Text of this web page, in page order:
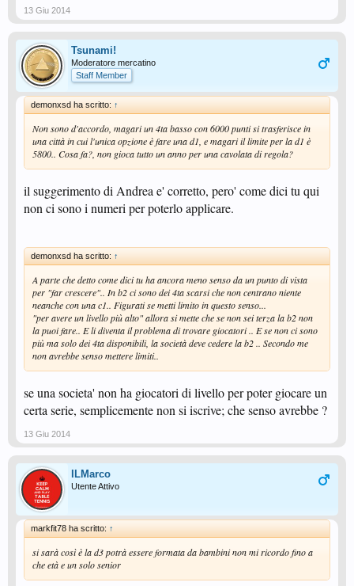
13 Giu 2014
Tsunami!
Moderatore mercatino
Staff Member
demonxsd ha scritto: ↑
Non sono d'accordo, magari un 4ta basso con 6000 punti si trasferisce in
una città in cui l'unica opzione è fare una d1, e magari il limite per la d1 è
5800.. Cosa fa?, non gioca tutto un anno per una cavolata di regola?
il suggerimento di Andrea e' corretto, pero' come dici tu qui
non ci sono i numeri per poterlo applicare.
demonxsd ha scritto: ↑
A parte che detto come dici tu ha ancora meno senso da un punto di vista
per "far crescere".. In b2 ci sono dei 4ta scarsi che non centrano niente
neanche con una c1.. Figurati se metti limito in questo senso...
"per avere un livello più alto" allora si mette che se non sei terza la b2 non
la puoi fare.. E li diventa il problema di trovare giocatori .. E se non ci sono
più ma solo dei 4ta disponibili, la società deve cedere la b2 .. Secondo me
non avrebbe senso mettere limiti..
se una societa' non ha giocatori di livello per poter giocare un
certa serie, semplicemente non si iscrive; che senso avrebbe ?
13 Giu 2014
ILMarco
Utente Attivo
markfit78 ha scritto: ↑
si sarà così è la d3 potrà essere formata da bambini non mi ricordo fino a
che età e un solo senior